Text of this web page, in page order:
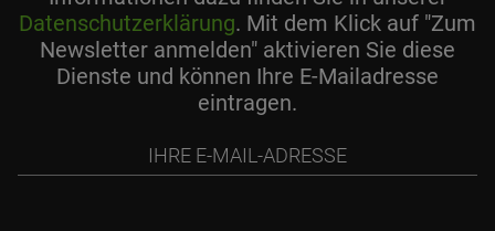
Datenschutzerklärung. Mit dem Klick auf "Zum
Newsletter anmelden" aktivieren Sie diese
Dienste und können Ihre E-Mailadresse
eintragen.
Mail-